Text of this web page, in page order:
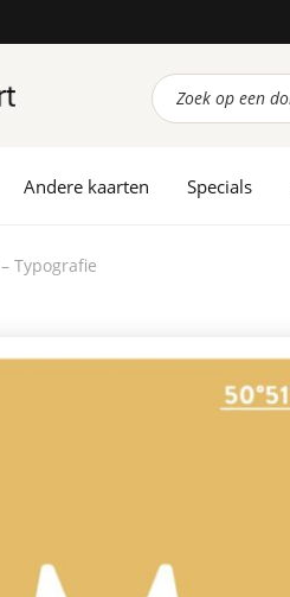
Producten
zoeken
Andere kaarten Specials
Typografie